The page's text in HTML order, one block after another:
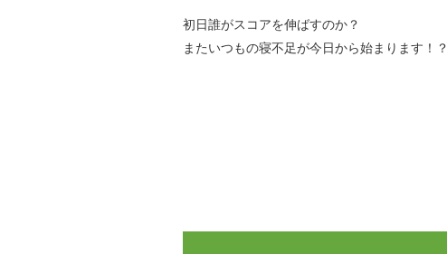
初日誰がスコアを伸ばすのか？
またいつもの寝不足が今日から始まります！？